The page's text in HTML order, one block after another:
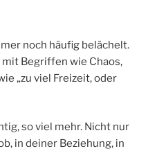
noch häufig belächelt.
Begriffen wie Chaos,
„zu viel Freizeit, oder
so viel mehr. Nicht nur
in deiner Beziehung, in